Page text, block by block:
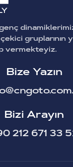
gruplarının
vermekteyiz.
Bize Yazın
Bizi Arayın
212 671 33